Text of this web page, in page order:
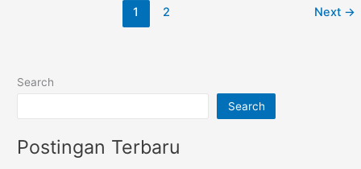
1 2 Next →
Search
Search
Postingan Terbaru